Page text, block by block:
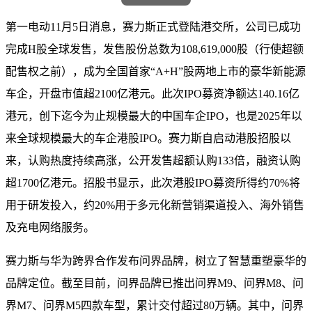
第一电动11月5日消息，赛力斯正式登陆港交所，公司已成功
完成H股全球发售，发售股份总数为108,619,000股（行使超额
配售权之前），成为全国首家“A+H”股两地上市的豪华新能源
车企，开盘市值超2100亿港元。此次IPO募资净额达140.16亿
港元，创下迄今为止规模最大的中国车企IPO，也是2025年以
来全球规模最大的车企港股IPO。赛力斯自启动港股招股以
来，认购热度持续高涨，公开发售超额认购133倍，融资认购
超1700亿港元。招股书显示，此次港股IPO募资所得约70%将
用于研发投入，约20%用于多元化新营销渠道投入、海外销售
及充电网络服务。
赛力斯与华为跨界合作发布问界品牌，树立了智慧重塑豪华的
品牌定位。截至目前，问界品牌已推出问界M9、问界M8、问
界M7、问界M5四款车型，累计交付超过80万辆。其中，问界